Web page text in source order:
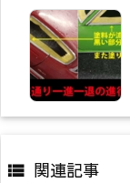
 関連記事